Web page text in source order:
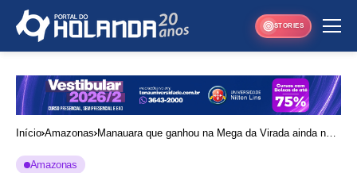
STORIES
Início Amazonas Manauara que ganhou na Mega da Virada ainda não
Amazonas